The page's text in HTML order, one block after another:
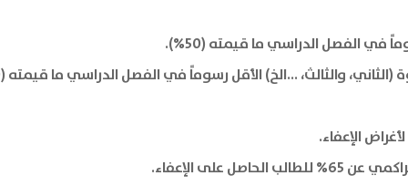
في الفصل الدراسي ما قيمته (50%).
والثالث، ...الخ) الأقل رسوماً في الفصل الدراسي ما قيمته (50%) لكل أخ/ت.
الإعفاء.
على الإعفاء.